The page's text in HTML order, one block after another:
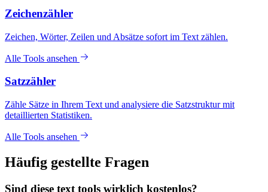
Zeichenzähler
Zeichen, Wörter, Zeilen und Absätze sofort im Text zählen.
Alle Tools ansehen
Satzzähler
Zähle Sätze in Ihrem Text und analysiere die Satzstruktur mit
detaillierten Statistiken.
Alle Tools ansehen
Häufig gestellte Fragen
Sind diese text tools wirklich kostenlos?